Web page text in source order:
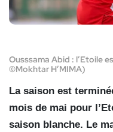
Ousssama Abid : l’Etoile
©Mokhtar H’MIMA)
La saison est
mois de mai pour
saison blanche. Le